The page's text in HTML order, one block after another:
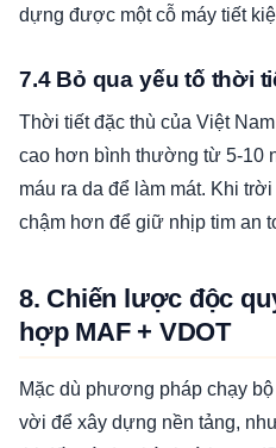
dựng được một cỗ máy tiết
7.4 Bỏ qua yếu tố thời
Thời tiết đặc thù của Việt
cao hơn bình thường từ 5-10
máu ra da để làm mát. Khi
chậm hơn để giữ nhịp tim an
8. Chiến lược độc
hợp MAF + VDOT
Mặc dù phương pháp chạy
vời để xây dựng nền tảng,